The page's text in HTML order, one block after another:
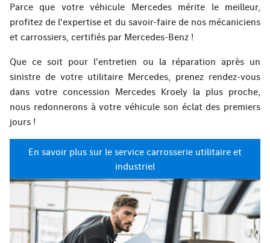
Parce que votre véhicule Mercedes mérite le meilleur,
profitez de l'expertise et du savoir-faire de nos mécaniciens
et carrossiers, certifiés par Mercedes-Benz !
Que ce soit pour l'entretien ou la réparation après un
sinistre de votre utilitaire Mercedes, prenez rendez-vous
dans votre concession Mercedes Kroely la plus proche,
nous redonnerons à votre véhicule son éclat des premiers
jours !
En savoir plus sur le service carrosserie utilitaire et
industriel